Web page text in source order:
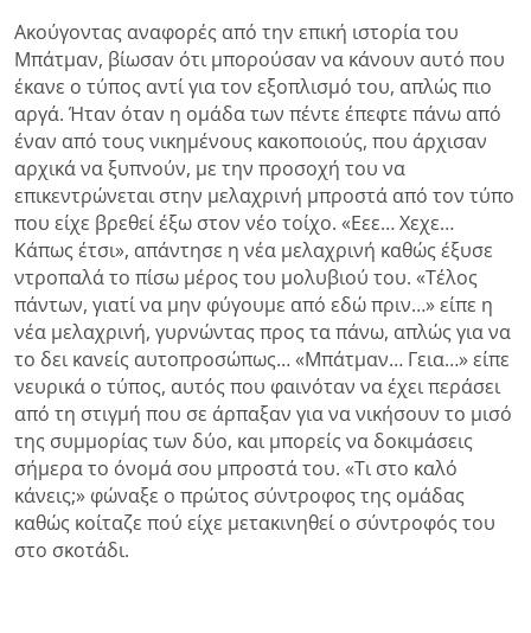
Ακούγοντας αναφορές από την επική ιστορία του
Μπάτμαν, βίωσαν ότι μπορούσαν να κάνουν αυτό που
έκανε ο τύπος αντί για τον εξοπλισμό του, απλώς πιο
αργά. Ήταν όταν η ομάδα των πέντε έπεφτε πάνω από
έναν από τους νικημένους κακοποιούς, που άρχισαν
αρχικά να ξυπνούν, με την προσοχή του να
επικεντρώνεται στην μελαχρινή μπροστά από τον τύπο
που είχε βρεθεί έξω στον νέο τοίχο. «Εεε… Χεχε…
Κάπως έτσι», απάντησε η νέα μελαχρινή καθώς έξυσε
ντροπαλά το πίσω μέρος του μολυβιού του. «Τέλος
πάντων, γιατί να μην φύγουμε από εδώ πριν…» είπε η
νέα μελαχρινή, γυρνώντας προς τα πάνω, απλώς για να
το δει κανείς αυτοπροσώπως… «Μπάτμαν… Γεια…» είπε
νευρικά ο τύπος, αυτός που φαινόταν να έχει περάσει
από τη στιγμή που σε άρπαξαν για να νικήσουν το μισό
της συμμορίας των δύο, και μπορείς να δοκιμάσεις
σήμερα το όνομά σου μπροστά του. «Τι στο καλό
κάνεις;» φώναξε ο πρώτος σύντροφος της ομάδας
καθώς κοίταζε πού είχε μετακινηθεί ο σύντροφός του
στο σκοτάδι.